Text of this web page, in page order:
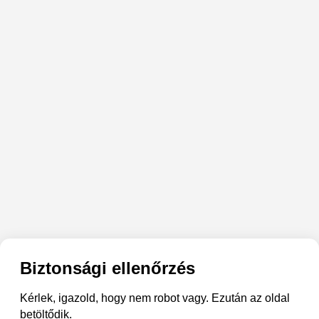
Biztonsági ellenőrzés
Kérlek, igazold, hogy nem robot vagy. Ezután az oldal
betöltődik.